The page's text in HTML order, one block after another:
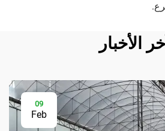
آخر الأخبار
09
Feb